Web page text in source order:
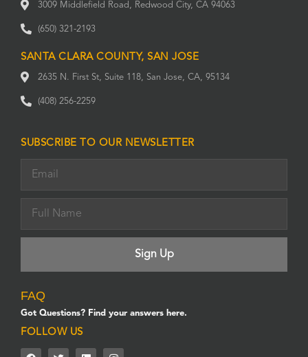
3009 Middlefield Road, Redwood City, CA 94063
(650) 321-2193
SANTA CLARA COUNTY, SAN JOSE
2635 N. First St, Suite 118, San Jose, CA, 95134
(408) 256-2259
SUBSCRIBE TO OUR NEWSLETTER
FAQ
Got Questions? Find your answers here.
FOLLOW US